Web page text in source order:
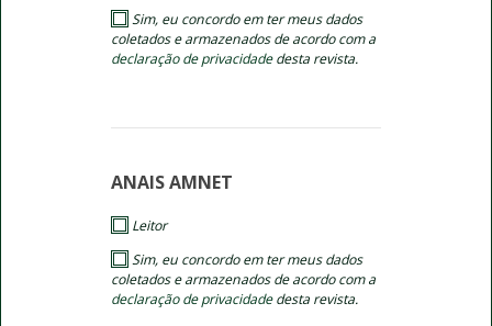
coletados e armazenados de acordo com a
declaração de privacidadedesta revista.
ANAIS AMNET
Leitor
coletados e armazenados de acordo com a
declaração de privacidadedesta revista.